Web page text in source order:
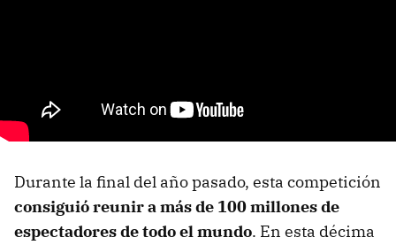
Durante la final del año pasado, esta competición
consiguió reunir a más de 100 millones de
espectadores de todo el mundo. En esta décima